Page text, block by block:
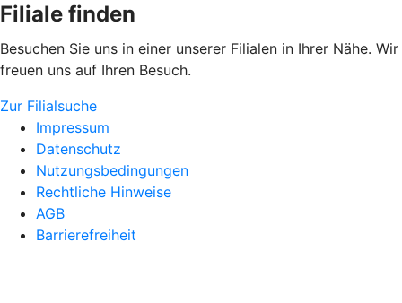
Filiale finden
Besuchen Sie uns in einer unserer Filialen in Ihrer Nähe. Wir
freuen uns auf Ihren Besuch.
Zur Filialsuche
Impressum
Datenschutz
Nutzungsbedingungen
Rechtliche Hinweise
AGB
Barrierefreiheit